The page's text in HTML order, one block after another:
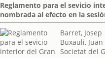
Reglamento para el sevicio
nombrada al efecto en la
Barret, Josep
Buxauli, Juan
Societat del